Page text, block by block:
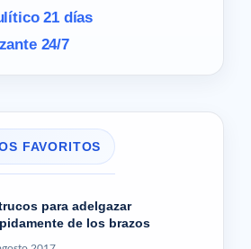
21 días
24/7
FAVORITOS
para adelgazar
de los brazos